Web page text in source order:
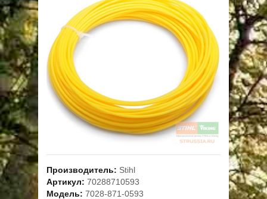
ОПЛАТА
ГАРАНТИЯ И СЕРВИС
ПОЛЬЗОВАТЕЛЬСКОЕ СОГЛАШЕНИЕ
КОНТАКТЫ
Производитель: Stihl
Артикул: 70288710593
Модель: 7028-871-0593